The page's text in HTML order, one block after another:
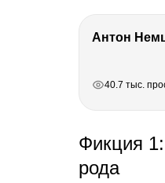
40.7 тыс.
Фикция
рода